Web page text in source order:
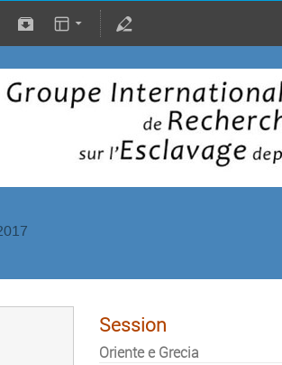
Session
Oriente e Grecia